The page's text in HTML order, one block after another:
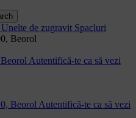
Unelte de zugravit Spacluri
Beorol
Autentifică-te ca să vezi
Beorol Autentifică-te ca să vezi